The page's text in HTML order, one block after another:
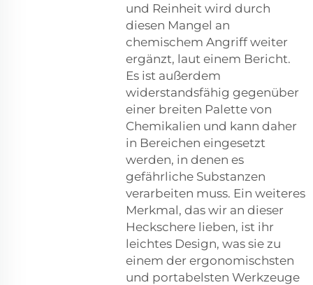
und Reinheit wird durch
diesen Mangel an
chemischem Angriff weiter
ergänzt, laut einem Bericht.
Es ist außerdem
widerstandsfähig gegenüber
einer breiten Palette von
Chemikalien und kann daher
in Bereichen eingesetzt
werden, in denen es
gefährliche Substanzen
verarbeiten muss. Ein weiteres
Merkmal, das wir an dieser
Heckschere lieben, ist ihr
leichtes Design, was sie zu
einem der ergonomischsten
und portabelsten Werkzeuge